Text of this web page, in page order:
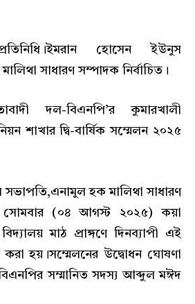
হোসেন ইউনুস
সাধারণ সম্পাদক নির্বাচিত।
দল-বিএনপি’র কুমারখালী
শাখার দ্বি-বার্ষিক সম্মেলন ২০২৫
হক মালিথা সাধারণ
সোমবার (০৪ আগস্ট ২০২৫) কয়া
মাঠ প্রাঙ্গণে দিনব্যাপী এই
হয়।সম্মেলনের উদ্বোধন ঘোষণা
সম্মানিত সদস্য আব্দুল মঈদ